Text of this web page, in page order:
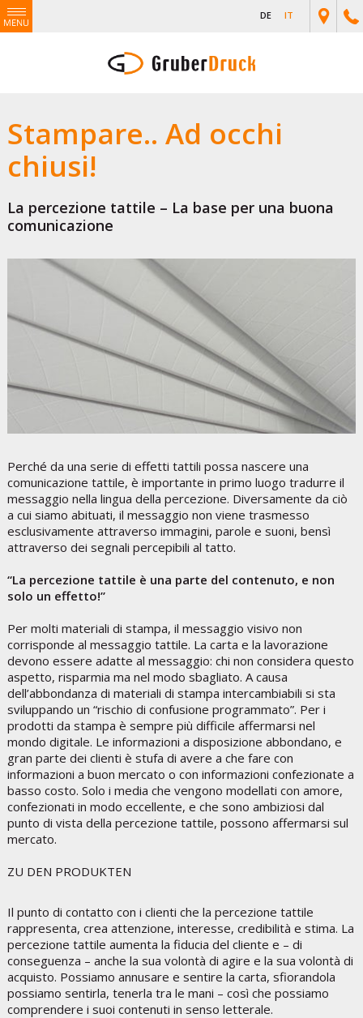
DE IT
Stampare.. Ad occhi
chiusi!
La percezione tattile – La base per una buona
comunicazione
Perché da una serie di effetti tattili possa nascere una
comunicazione tattile, è importante in primo luogo tradurre il
messaggio nella lingua della percezione. Diversamente da ciò
a cui siamo abituati, il messaggio non viene trasmesso
esclusivamente attraverso immagini, parole e suoni, bensì
attraverso dei segnali percepibili al tatto.
“La percezione tattile è una parte del contenuto, e non
solo un effetto!”
Per molti materiali di stampa, il messaggio visivo non
corrisponde al messaggio tattile. La carta e la lavorazione
devono essere adatte al messaggio: chi non considera questo
aspetto, risparmia ma nel modo sbagliato. A causa
dell’abbondanza di materiali di stampa intercambiabili si sta
sviluppando un “rischio di confusione programmato”. Per i
prodotti da stampa è sempre più difficile affermarsi nel
mondo digitale. Le informazioni a disposizione abbondano, e
gran parte dei clienti è stufa di avere a che fare con
informazioni a buon mercato o con informazioni confezionate a
basso costo. Solo i media che vengono modellati con amore,
confezionati in modo eccellente, e che sono ambiziosi dal
punto di vista della percezione tattile, possono affermarsi sul
mercato.
ZU DEN PRODUKTEN
Il punto di contatto con i clienti che la percezione tattile
rappresenta, crea attenzione, interesse, credibilità e stima. La
percezione tattile aumenta la fiducia del cliente e – di
conseguenza – anche la sua volontà di agire e la sua volontà di
acquisto. Possiamo annusare e sentire la carta, sfiorandola
possiamo sentirla, tenerla tra le mani – così che possiamo
comprendere i suoi contenuti in senso letterale.